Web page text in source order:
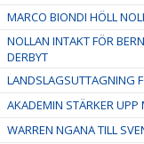
MARCO BIONDI HÖLL
NOLLAN INTAKT FÖR
DERBYT
LANDSLAGSUTTAGNING
AKADEMIN STÄRKER UPP
WARREN NGANA TILL